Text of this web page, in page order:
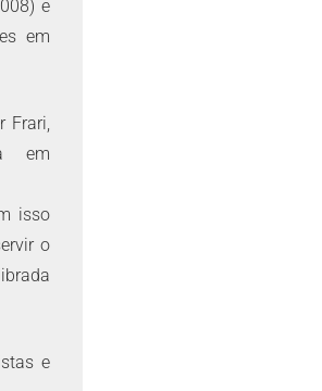
e
em
Frari,
em
isso
o
e